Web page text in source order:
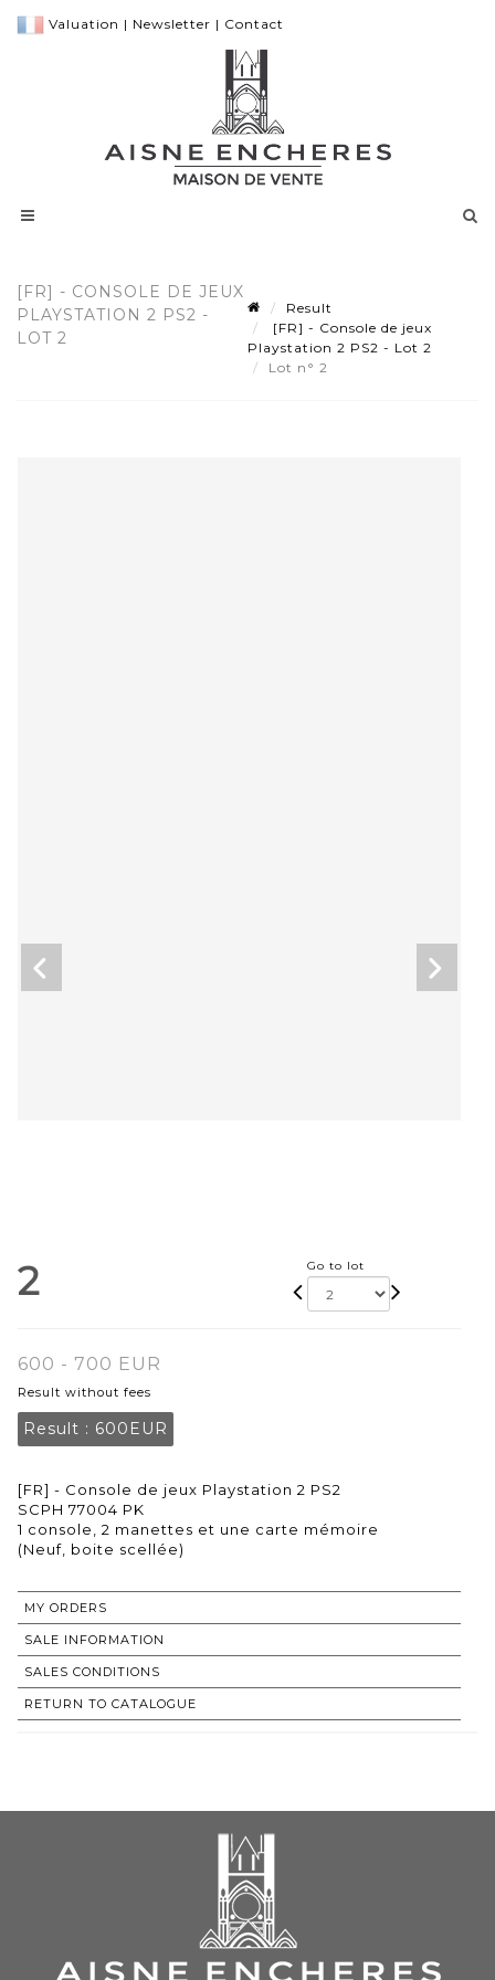
Valuation | Newsletter | Contact
[FR] - CONSOLE DE JEUX
PLAYSTATION 2 PS2 -
LOT 2
Result
[FR] - Console de jeux
Playstation 2 PS2 - Lot 2
Lot n° 2
2 Go to lot
600 - 700 EUR
Result without fees
Result : 600EUR
[FR] - Console de jeux Playstation 2 PS2
SCPH 77004 PK
1 console, 2 manettes et une carte mémoire
(Neuf, boite scellée)
MY ORDERS
SALE INFORMATION
SALES CONDITIONS
RETURN TO CATALOGUE